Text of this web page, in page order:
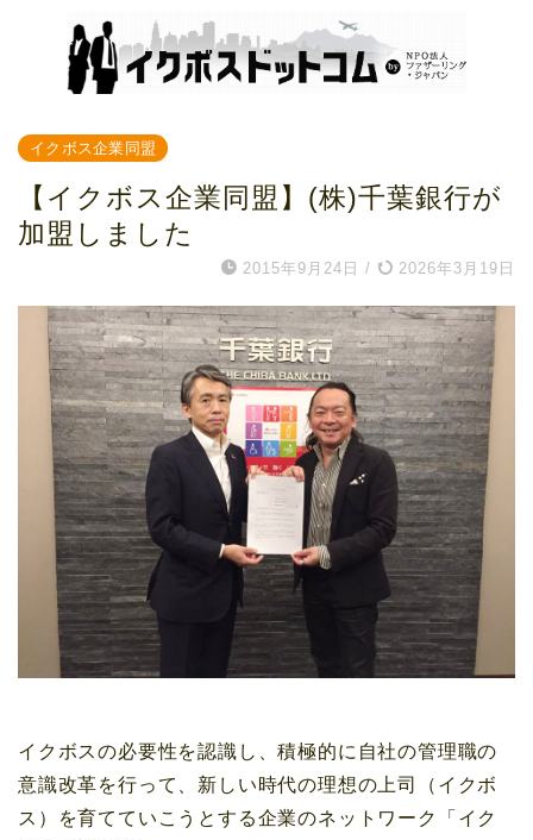
イクボス企業同盟
【イクボス企業同盟】(株)千葉銀行が
加盟しました
2015年9月24日 / 2026年3月19日
イクボスの必要性を認識し、積極的に自社の管理職の
意識改革を行って、新しい時代の理想の上司（イクボ
ス）を育てていこうとする企業のネットワーク「イク